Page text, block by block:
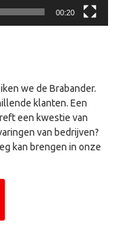
00:20
we de Brabander.
klanten. Een
een kwestie van
van bedrijven?
kan brengen in onze